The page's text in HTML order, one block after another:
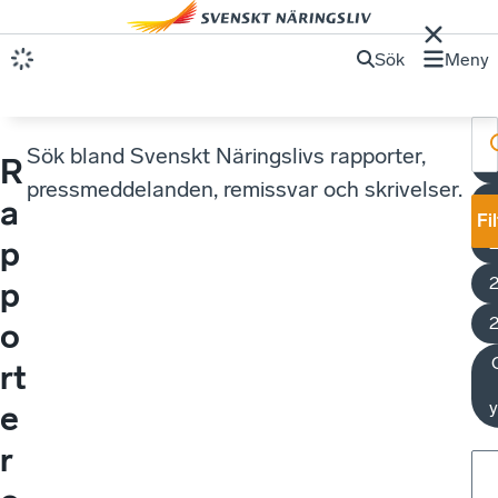
Sök Meny
R
a
p
p
o
rt
e
r
Sök bland Svenskt Näringslivs rapporter,
pressmeddelanden, remissvar och skrivelser.